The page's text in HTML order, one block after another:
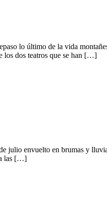
lo último de la vida
los dos teatros que se han […]
julio envuelto en brumas y
a las […]